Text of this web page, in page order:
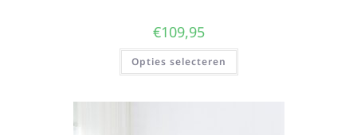
€109,95
Opties selecteren